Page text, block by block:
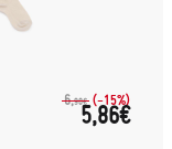
6,90€ (-15%)
5,86€